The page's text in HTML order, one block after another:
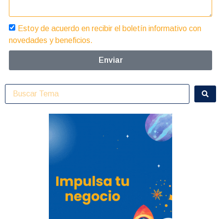
Estoy de acuerdo en recibir el boletín informativo con
novedades y beneficios.
Enviar